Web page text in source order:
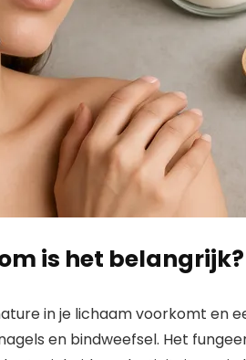
is het belangrijk?
in je lichaam voorkomt en
en bindweefsel. Het